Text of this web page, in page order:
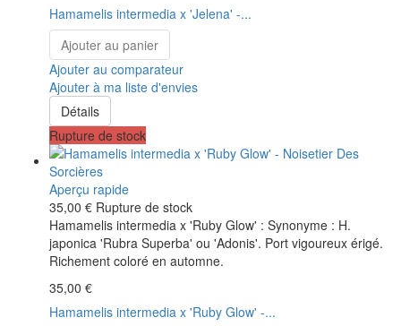
Hamamelis intermedia x 'Jelena' -...
Ajouter au panier
Ajouter au comparateur
Ajouter à ma liste d'envies
Détails
Rupture de stock
Aperçu rapide
35,00 € Rupture de stock
Hamamelis intermedia x 'Ruby Glow' : Synonyme : H.
japonica 'Rubra Superba' ou 'Adonis'. Port vigoureux érigé.
Richement coloré en automne.
35,00 €
Hamamelis intermedia x 'Ruby Glow' -...